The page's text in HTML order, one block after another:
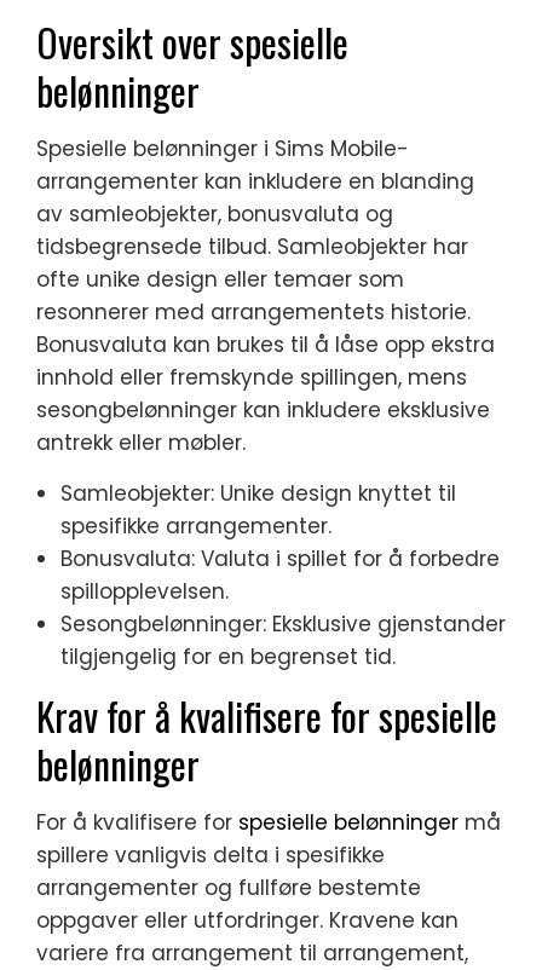
Oversikt over spesielle
belønninger
Spesielle belønninger i Sims Mobile-
arrangementer kan inkludere en blanding
av samleobjekter, bonusvaluta og
tidsbegrensede tilbud. Samleobjekter har
ofte unike design eller temaer som
resonnerer med arrangementets historie.
Bonusvaluta kan brukes til å låse opp ekstra
innhold eller fremskynde spillingen, mens
sesongbelønninger kan inkludere eksklusive
antrekk eller møbler.
Samleobjekter: Unike design knyttet til
spesifikke arrangementer.
Bonusvaluta: Valuta i spillet for å forbedre
spillopplevelsen.
Sesongbelønninger: Eksklusive gjenstander
tilgjengelig for en begrenset tid.
Krav for å kvalifisere for spesielle
belønninger
For å kvalifisere for spesielle belønninger må
spillere vanligvis delta i spesifikke
arrangementer og fullføre bestemte
oppgaver eller utfordringer. Kravene kan
variere fra arrangement til arrangement,